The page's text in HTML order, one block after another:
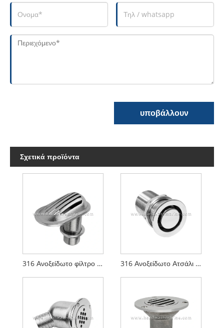
υποβάλλουν
Σχετικά προϊόντα
316 Ανοξείδωτο φίλτρο θαλάσσιας εισαγωγής 316 Ανοξείδωτο Ατσάλι Marine Tank Avent